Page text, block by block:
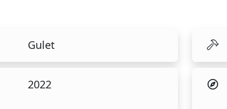
Gulet
2022